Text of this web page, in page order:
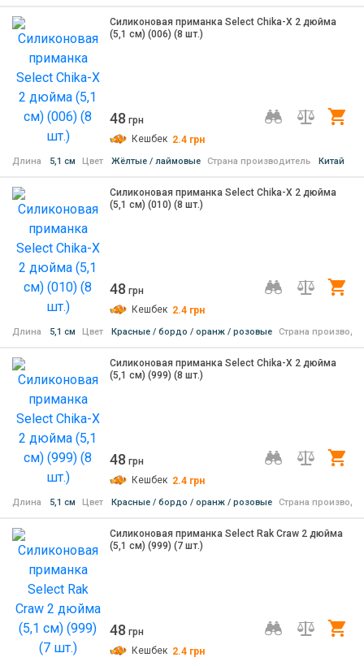
Силиконовая приманка Select Chika-X 2 дюйма
(5,1 см) (006) (8 шт.)
48 грн
Кешбек 2.4 грн
Длина 5,1 см Цвет Жёлтые / лаймовые Страна производитель Китай
Силиконовая приманка Select Chika-X 2 дюйма
(5,1 см) (010) (8 шт.)
48 грн
Кешбек 2.4 грн
Длина 5,1 см Цвет Красные / бордо / оранж / розовые Страна
Силиконовая приманка Select Chika-X 2 дюйма
(5,1 см) (999) (8 шт.)
48 грн
Кешбек 2.4 грн
Длина 5,1 см Цвет Красные / бордо / оранж / розовые Страна
Силиконовая приманка Select Rak Craw 2 дюйма
(5,1 см) (999) (7 шт.)
48 грн
Кешбек 2.4 грн